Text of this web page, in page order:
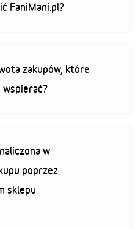
FaniMani.pl?
zakupów, które
wspierać?
w
poprzez
sklepu